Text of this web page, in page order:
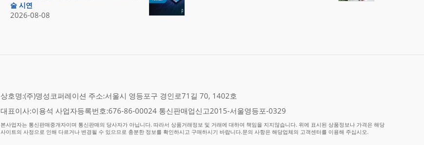
술 시연
2026-08-08
상호명:(주)명성코퍼레이션 주소:서울시 영등포구 경인로71길 70, 1402호
대표이사:이용석 사업자등록번호:676-86-00024 통신판매업신고2015-서울영등포-0329
본사업자는 통신판매중개자이며 통신판매의 당사자가 아닙니다. 따라서 상품거래정보 및 거래에 대하여 책임을 지지않습니다. 위에 표시된 상품정보나 가격은 해당
사이트의 사정으로 인해 다르거나 변경될 수 있으므로 충분한 정보를 확인하시고 구매하시기 바랍니다.문의 사항은 해당업체의 고객센터를 이용해 주십시오.